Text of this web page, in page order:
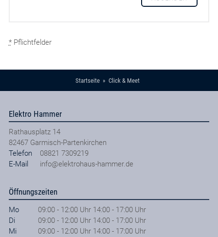
*Pflichtfelder
Startseite Click & Meet
Elektro Hammer
Rathausplatz 14
82467 Garmisch-Partenkirchen
Telefon
08821 7309219
E-Mail
info@elektrohaus-hammer.de
Öffnungszeiten
Mo
09:00 - 12:00 Uhr 14:00 - 17:00 Uhr
Di
09:00 - 12:00 Uhr 14:00 - 17:00 Uhr
Mi
09:00 - 12:00 Uhr 14:00 - 17:00 Uhr